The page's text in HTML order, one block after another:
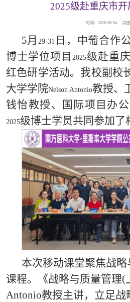
2025级赴重庆市
时间：2026-06-04 点
5月 29-31 日，中葡合作
博士学位项目 2025级赴重
红色研学活动。我校副校
大学学院Nelson Antonio教授、
钱怡教授、国际项目办
2025级博士学员共同参加了
本次移动课堂聚焦战
课程。《战略与质量管理(
Antonio教授主讲，立足战